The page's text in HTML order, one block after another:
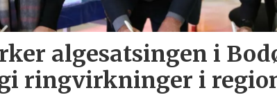
algesatsingen i
ringvirkninger i